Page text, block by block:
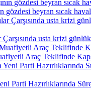
gözdesi beyran sıcak
Çarşısında usta krizi
Araç Teklifinde
Parti Hazırlıklarında